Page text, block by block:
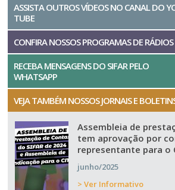
ASSISTA OUTROS VÍDEOS NO CANAL DO
TUBE
CONFIRA NOSSOS PROGRAMAS DE RÁDIOS
RECEBA MENSAGENS DO SIFAR PELO
WHATSAPP
VEJA TAMBÉM NOSSOS JORNAIS E
Assembleia de
tem aprovação por
representante para o
junho/2025
> Ver Informativo